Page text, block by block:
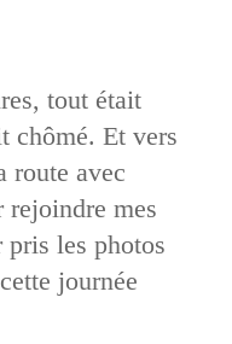
tout était
chômé. Et vers
route avec
rejoindre mes
pris les photos
journée